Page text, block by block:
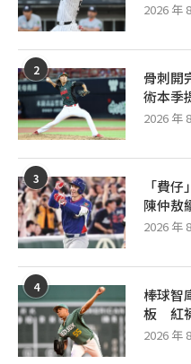
2026 年
2
骨刺開
術本季
2026 年
3
「費
陳仲敖
2026 年
4
棒球智
板 紅
2026 年